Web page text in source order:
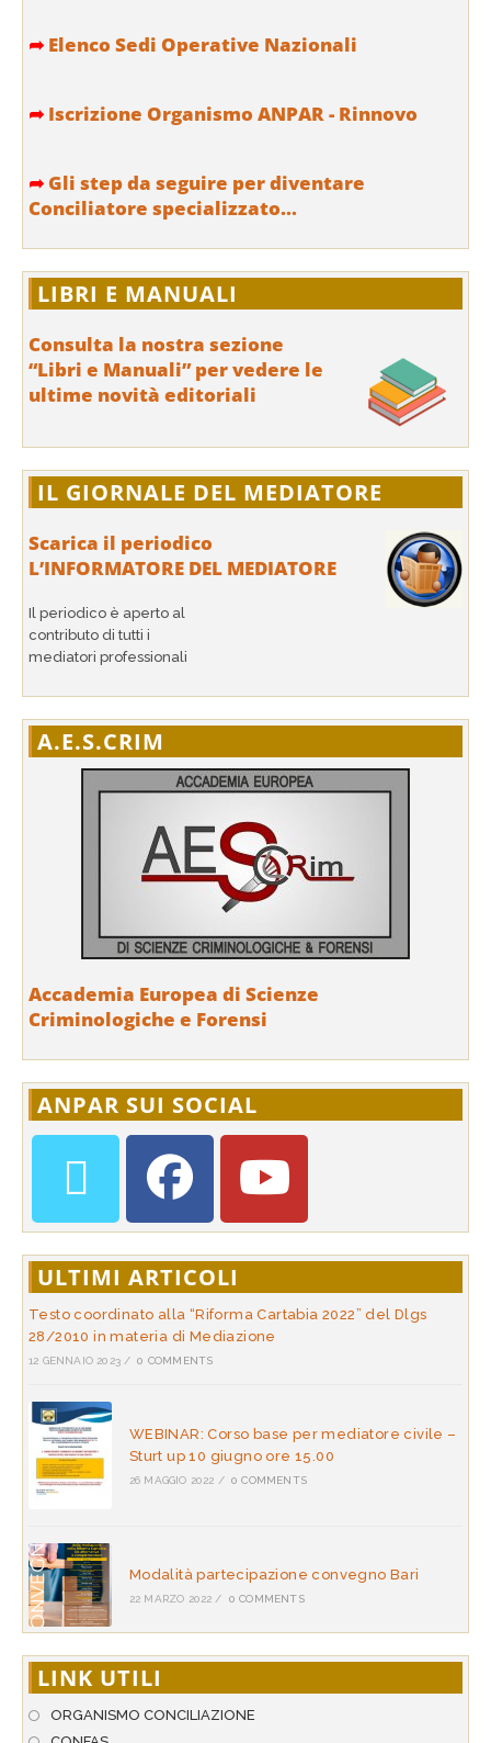
➦ Elenco Sedi Operative Nazionali
➦ Iscrizione Organismo ANPAR - Rinnovo
➦ Gli step da seguire per diventare
Conciliatore specializzato...
LIBRI E MANUALI
Consulta la nostra sezione
“Libri e Manuali” per vedere le
ultime novità editoriali
IL GIORNALE DEL MEDIATORE
Scarica il periodico
L’INFORMATORE DEL MEDIATORE
Il periodico è aperto al
contributo di tutti i
mediatori professionali
A.E.S.CRIM
Accademia Europea di Scienze
Criminologiche e Forensi
ANPAR SUI SOCIAL
ULTIMI ARTICOLI
Testo coordinato alla “Riforma Cartabia 2022” del Dlgs
28/2010 in materia di Mediazione
12 GENNAIO 2023 / 0 COMMENTS
WEBINAR: Corso base per mediatore civile –
Sturt up 10 giugno ore 15.00
26 MAGGIO 2022 / 0 COMMENTS
Modalità partecipazione convegno Bari
22 MARZO 2022 / 0 COMMENTS
LINK UTILI
ORGANISMO CONCILIAZIONE